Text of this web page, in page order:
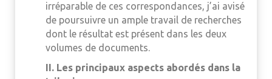
irréparable de ces correspondances, j’ai avisé
de poursuivre un ample travail de recherches
dont le résultat est présent dans les deux
volumes de documents.
II. Les principaux aspects abordés dans la